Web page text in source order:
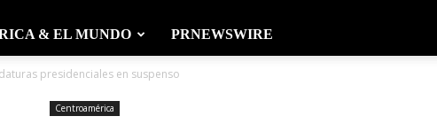
& EL MUNDO PRNEWSWIRE
presidenciales en suspenso
Centroamérica